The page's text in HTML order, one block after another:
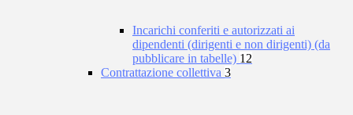
Incarichi conferiti e autorizzati ai
dipendenti (dirigenti e non dirigenti) (da
pubblicare in tabelle) 12
Contrattazione collettiva 3